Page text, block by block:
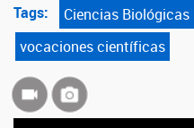
Tags: Ciencias Biológicas
vocaciones científicas